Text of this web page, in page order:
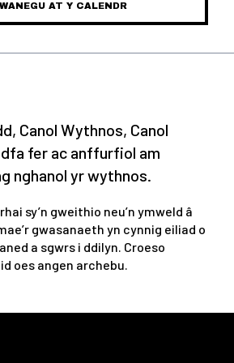
AT Y CALENDR
Canol Wythnos, Canol
fer ac anffurfiol am
nghanol yr wythnos.
sy’n gweithio neu’n ymweld â
gwasanaeth yn cynnig eiliad o
a sgwrs i ddilyn. Croeso
oes angen archebu.